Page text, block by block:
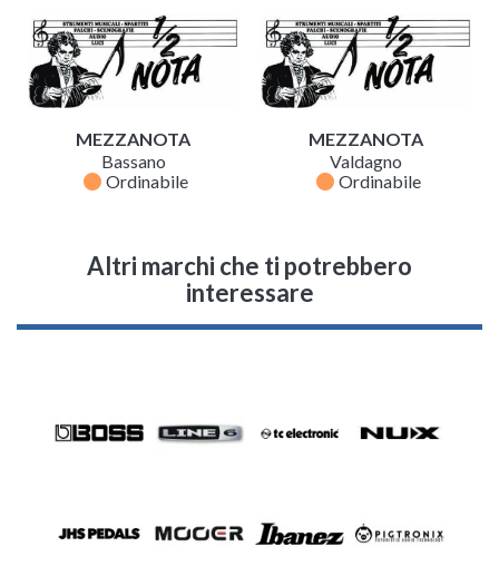
MEZZANOTA
Bassano
fiber_manual_record Ordinabile
MEZZANOTA
Valdagno
fiber_manual_record Ordinabile
Altri marchi che ti potrebbero
interessare